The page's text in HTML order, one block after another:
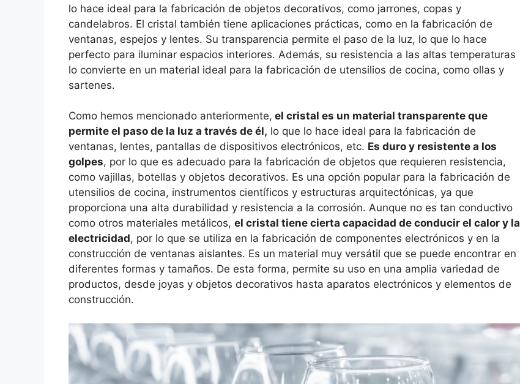
lo hace ideal para la fabricación de objetos decorativos, como jarrones, copas y
candelabros. El cristal también tiene aplicaciones prácticas, como en la fabricación de
ventanas, espejos y lentes. Su transparencia permite el paso de la luz, lo que lo hace
perfecto para iluminar espacios interiores. Además, su resistencia a las altas temperaturas
lo convierte en un material ideal para la fabricación de utensilios de cocina, como ollas y
sartenes.
Como hemos mencionado anteriormente, el cristal es un material transparente que
permite el paso de la luz a través de él, lo que lo hace ideal para la fabricación de
ventanas, lentes, pantallas de dispositivos electrónicos, etc. Es duro y resistente a los
golpes, por lo que es adecuado para la fabricación de objetos que requieren resistencia,
como vajillas, botellas y objetos decorativos. Es una opción popular para la fabricación de
utensilios de cocina, instrumentos científicos y estructuras arquitectónicas, ya que
proporciona una alta durabilidad y resistencia a la corrosión. Aunque no es tan conductivo
como otros materiales metálicos, el cristal tiene cierta capacidad de conducir el calor y la
electricidad, por lo que se utiliza en la fabricación de componentes electrónicos y en la
construcción de ventanas aislantes. Es un material muy versátil que se puede encontrar en
diferentes formas y tamaños. De esta forma, permite su uso en una amplia variedad de
productos, desde joyas y objetos decorativos hasta aparatos electrónicos y elementos de
construcción.